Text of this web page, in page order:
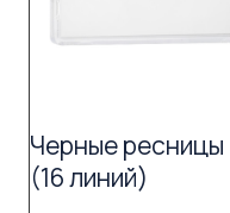
Черные ресницы
(16 линий)